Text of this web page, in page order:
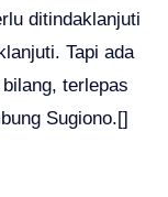
ditindaklanjuti
Tapi ada
terlepas
Sugiono.[]